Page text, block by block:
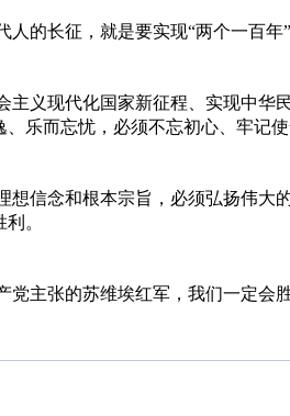
的长征，就是要实现“两个一百年
义现代化国家新征程、实现中华
乐而忘忧，必须不忘初心、牢记
信念和根本宗旨，必须弘扬伟
。
主张的苏维埃红军，我们一定会